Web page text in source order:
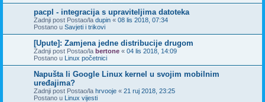
pacpl - integracija s upraviteljima datoteka
Zadnji post Postao/la dupin « 08 lis 2018, 07:34
Postano u Savjeti i trikovi
[Upute]: Zamjena jedne distribucije drugom
Zadnji post Postao/la bertone « 04 lis 2018, 14:09
Postano u Linux početnici
Napušta li Google Linux kernel u svojim mobilnim
uređajima?
Zadnji post Postao/la hrvooje « 21 ruj 2018, 23:25
Postano u Linux vijesti